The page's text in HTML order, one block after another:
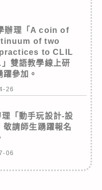
辦理「A coin of
of two
to CLIL
雙語教學線上研
參加。
26
「動手玩設計-設
敬請師生踴躍報名
06